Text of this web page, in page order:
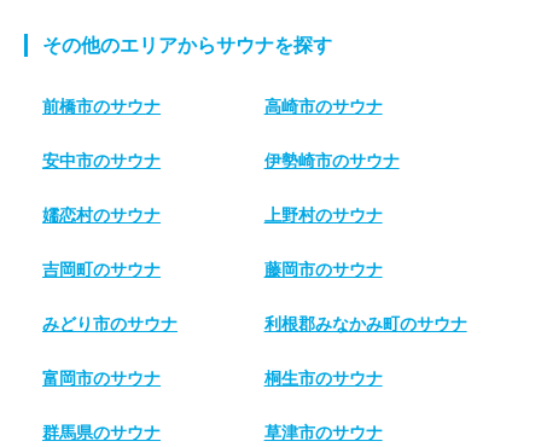
その他のエリアからサウナを探す
前橋市のサウナ 高崎市のサウナ
安中市のサウナ 伊勢崎市のサウナ
嬬恋村のサウナ 上野村のサウナ
吉岡町のサウナ 藤岡市のサウナ
みどり市のサウナ 利根郡みなかみ町のサウナ
富岡市のサウナ 桐生市のサウナ
群馬県のサウナ 草津市のサウナ